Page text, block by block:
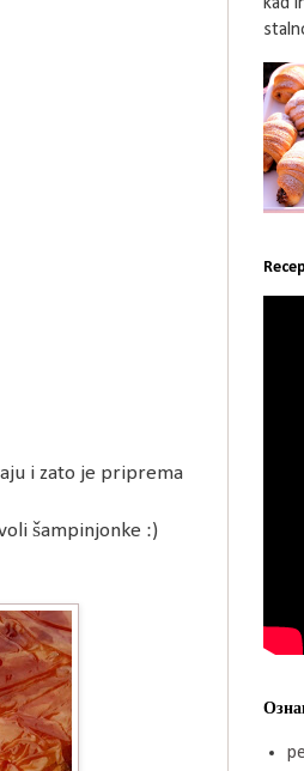
i zato je priprema
šampinjonke :)